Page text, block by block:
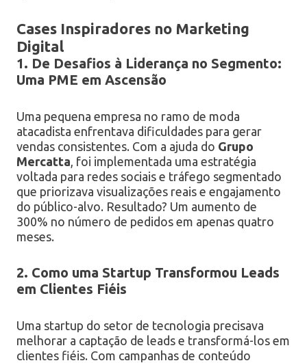
Cases Inspiradores no Marketing
Digital
1. De Desafios à Liderança no Segmento:
Uma PME em Ascensão
Uma pequena empresa no ramo de moda
atacadista enfrentava dificuldades para gerar
vendas consistentes. Com a ajuda do Grupo
Mercatta, foi implementada uma estratégia
voltada para redes sociais e tráfego segmentado
que priorizava visualizações reais e engajamento
do público-alvo. Resultado? Um aumento de
300% no número de pedidos em apenas quatro
meses.
2. Como uma Startup Transformou Leads
em Clientes Fiéis
Uma startup do setor de tecnologia precisava
melhorar a captação de leads e transformá-los em
clientes fiéis. Com campanhas de conteúdo